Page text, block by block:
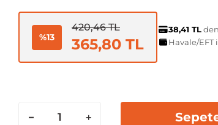
%13
420,46 TL
365,80 TL
38,41 TL
Havale/EFT